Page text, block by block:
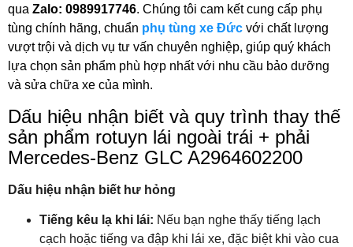
qua Zalo: 0989917746. Chúng tôi cam kết cung cấp phụ
tùng chính hãng, chuẩn phụ tùng xe Đức với chất lượng
vượt trội và dịch vụ tư vấn chuyên nghiệp, giúp quý khách
lựa chọn sản phẩm phù hợp nhất với nhu cầu bảo dưỡng
và sửa chữa xe của mình.
Dấu hiệu nhận biết và quy trình thay thế
sản phẩm rotuyn lái ngoài trái + phải
Mercedes-Benz GLC A2964602200
Dấu hiệu nhận biết hư hỏng
Tiếng kêu lạ khi lái: Nếu bạn nghe thấy tiếng lạch
cạch hoặc tiếng va đập khi lái xe, đặc biệt khi vào cua